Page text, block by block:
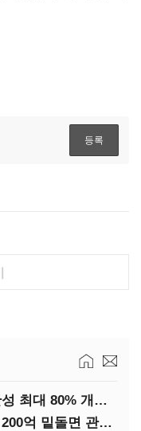
[IB토마토](AI 보험혁신)①생산성 최대 80% 개선…현실은 '실행 격차'
[IB토마토](공시톺아보기)시총 200억 밑돌면 관리종목…상폐 피하려면